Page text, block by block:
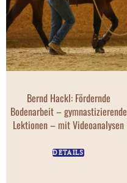
Bernd Hackl: Fördernde
Bodenarbeit – gymnastizierende
Lektionen – mit Videoanalysen
DETAILS